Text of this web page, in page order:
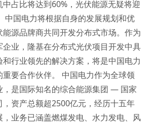
占比将达到60%，光伏能源无疑将迎
中国电力将根据自身的发展规划和优
源品牌商共同开发分布式市场。作为
业，隆基在分布式光伏项目开发中具
行业领先的解决方案，将是中国电力
要合作伙伴。 中国电力作为全球领
，是国际知名的综合能源集团 — 国家
，资产总额超2500亿元，经历十五年
，业务已涵盖燃煤发电、水力发电、风